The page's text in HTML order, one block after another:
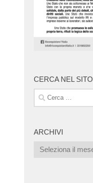
CERCA NEL SITO
Ricerca
per:
ARCHIVI
Archivi